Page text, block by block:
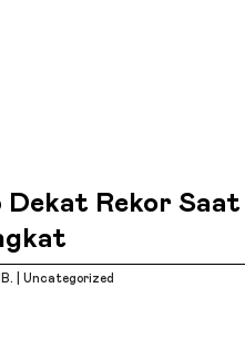
Dekat Rekor
. | Uncategorized